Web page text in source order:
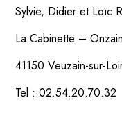
Sylvie, Didier et Loïc
La Cabinette – Onzain
41150 Veuzain-sur-
Tel : 02.54.20.70.32